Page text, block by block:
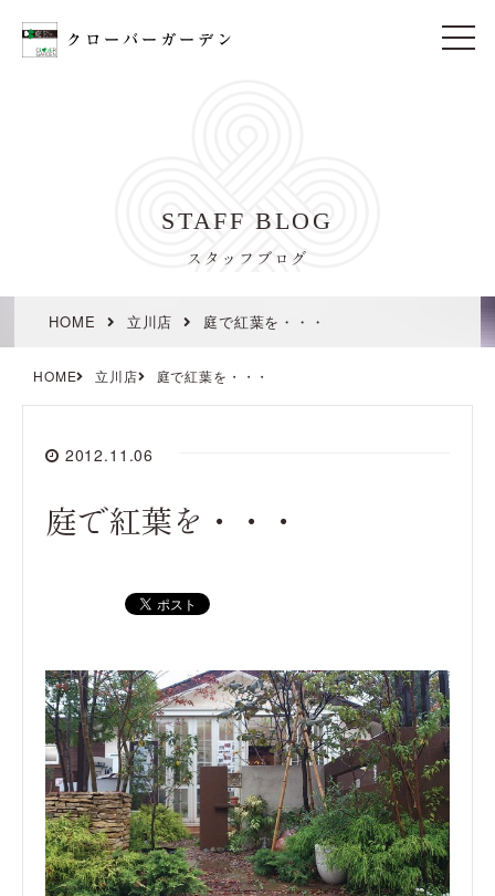
t
STAFF BLOG
スタッフブログ
HOME 立川店 庭で紅葉を・・・
HOME 立川店 庭で紅葉を・・・
2012.11.06
庭で紅葉を・・・